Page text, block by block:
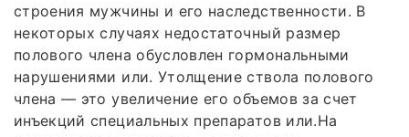
строения мужчины и его наследственности. В
некоторых случаях недостаточный размер
полового члена обусловлен гормональными
нарушениями или. Утолщение ствола полового
члена — это увеличение его объемов за счет
инъекций специальных препаратов или.На